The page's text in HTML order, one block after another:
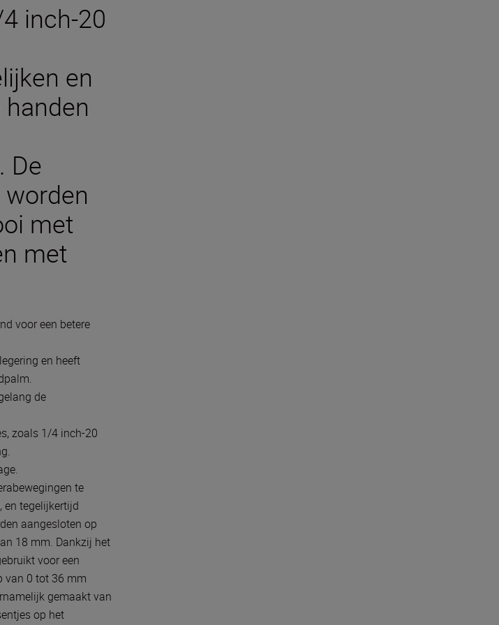
inch-20
en
De
met
met
voor een betere
en heeft
de
zoals 1/4 inch-20
te
en tegelijkertijd
aangesloten op
18 mm. Dankzij het
voor een
van 0 tot 36 mm
gemaakt van
op het